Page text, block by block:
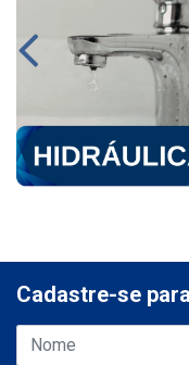
Cadastre-se